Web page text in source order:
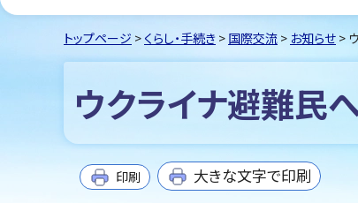
トップページ > くらし・手続き > 国際交流 > お知らせ >
ウクライナ避難民
印刷 大きな文字で印刷